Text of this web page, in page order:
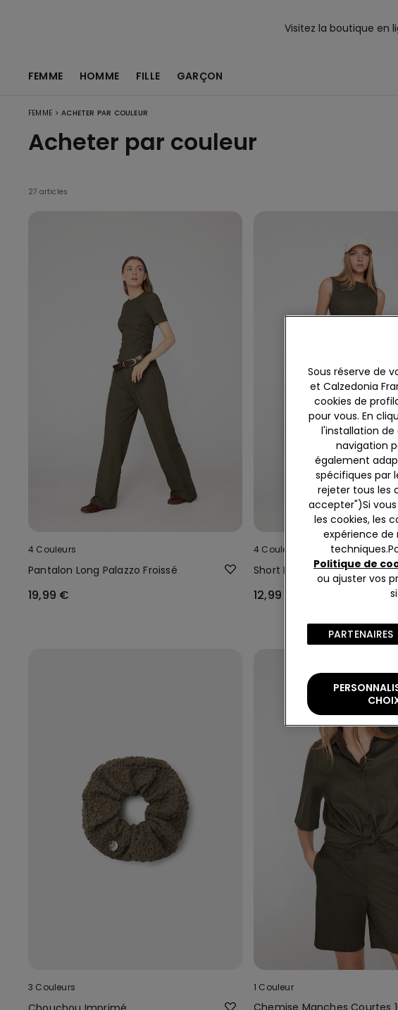
Visitez la boutique en
FEMME HOMME FILLE GARÇON
FEMME > ACHETER PAR COULEUR
Acheter par couleur
27 articles
4 Couleurs
Pantalon Long Palazzo Froissé
19,99 €
4 Couleurs
Short Froissé
12,99 €
3 Couleurs 1 Couleur
Chemise Manches Courtes
Sous réserve de
et Calzedonia
cookies de
pour vous. En
l'installation
navigation
également
spécifiques par
rejeter tous les
accepter")​Si
les cookies, les
expérience de
Politique de
ou ajuster vos
PARTENAIRES​